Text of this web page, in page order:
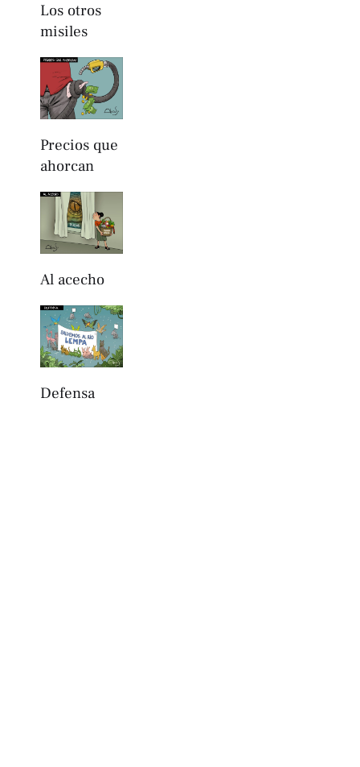
Los otros
misiles
Precios que
ahorcan
Al acecho
Defensa